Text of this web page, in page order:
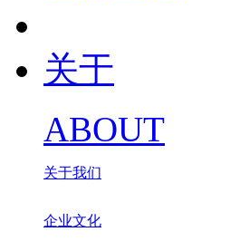
关于
ABOUT
关于我们
企业文化